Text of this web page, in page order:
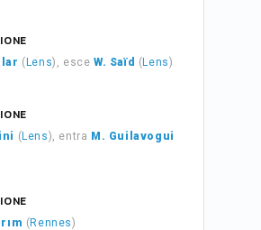
( Lens), esceW. Saïd ( Lens)
( Lens), entra M. Guilavogui
( Rennes)